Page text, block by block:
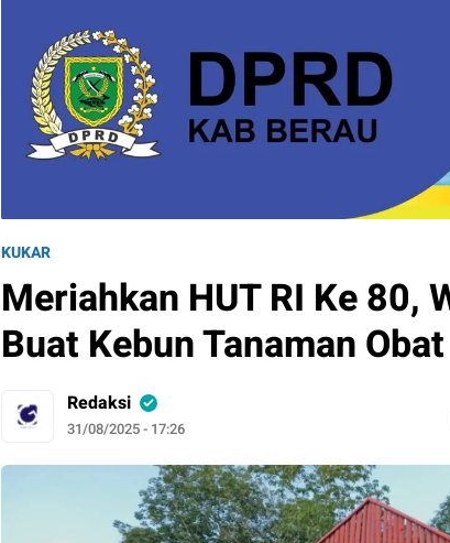
KUKAR
Meriahkan HUT RI Ke 80,
Buat Kebun Tanaman Obat
Redaksi
31/08/2025 - 17:26